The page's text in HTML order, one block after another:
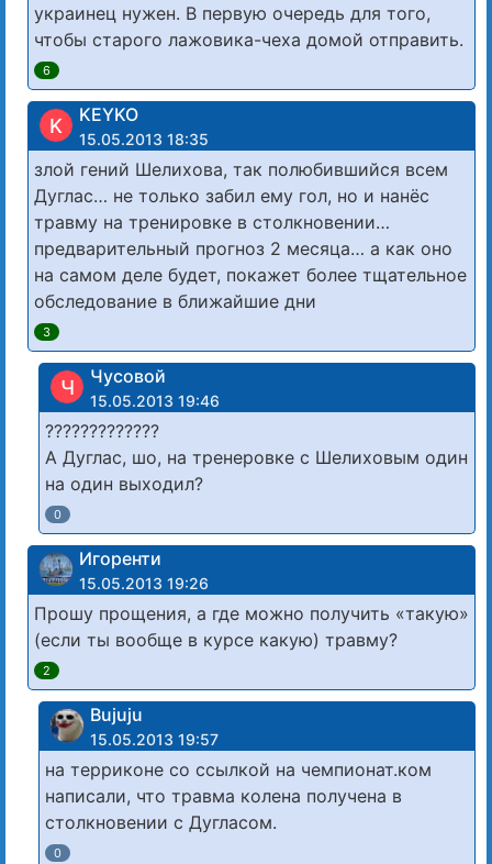
украинец нужен. В первую очередь для того,
чтобы старого лажовика-чеха домой отправить.
6
K KEYKO
15.05.2013 18:35
злой гений Шелихова, так полюбившийся всем
Дуглас… не только забил ему гол, но и нанёс
травму на тренировке в столкновении…
предварительный прогноз 2 месяца… а как оно
на самом деле будет, покажет более тщательное
обследование в ближайшие дни
3
Ч Чусовой
15.05.2013 19:46
?????????????
А Дуглас, шо, на тренеровке с Шелиховым один
на один выходил?
0
Игоренти
15.05.2013 19:26
Прошу прощения, а где можно получить «такую»
(если ты вообще в курсе какую) травму?
2
Bujuju
15.05.2013 19:57
на терриконе со ссылкой на чемпионат.ком
написали, что травма колена получена в
столкновении с Дугласом.
0